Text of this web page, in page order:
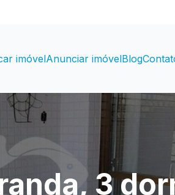
imóvelAnunciar imóvelBlog
3